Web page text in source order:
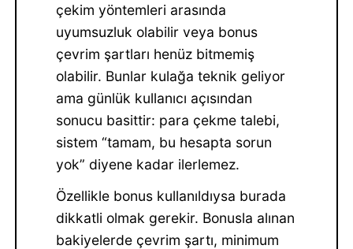
çekim yöntemleri arasında
uyumsuzluk olabilir veya bonus
çevrim şartları henüz bitmemiş
olabilir. Bunlar kulağa teknik geliyor
ama günlük kullanıcı açısından
sonucu basittir: para çekme talebi,
sistem “tamam, bu hesapta sorun
yok” diyene kadar ilerlemez.
Özellikle bonus kullanıldıysa burada
dikkatli olmak gerekir. Bonusla alınan
bakiyelerde çevrim şartı, minimum